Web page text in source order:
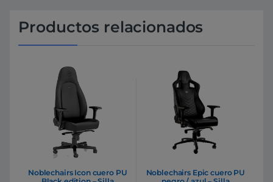
Productos relacionados
Noblechairs Icon cuero PU
Noblechairs Epic cuero PU